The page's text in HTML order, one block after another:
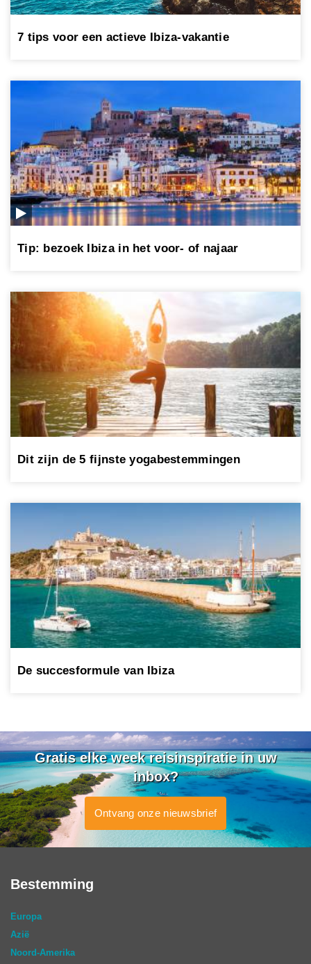
7 tips voor een actieve Ibiza-vakantie
Tip: bezoek Ibiza in het voor- of najaar
Dit zijn de 5 fijnste yogabestemmingen
De succesformule van Ibiza
Gratis elke week reisinspiratie in uw
inbox?
Ontvang onze nieuwsbrief
Bestemming
Europa
Azië
Noord-Amerika